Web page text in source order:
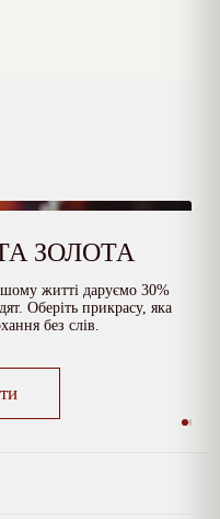
ЗОЛОТА
житті даруємо 30%
Оберіть прикрасу, яка
без слів.